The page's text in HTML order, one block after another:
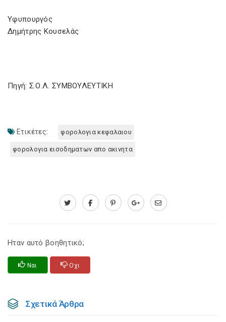
Υφυπουργός
Δημήτρης Κουσελάς
Πηγή: Σ.Ο.Λ. ΣΥΜΒΟΥΛΕΥΤΙΚΗ
Ετικέτες: φορολογια κεφαλαιου
φορολογια εισοδηματων απο ακινητα
Ηταν αυτό βοηθητικό;
Ναι Οχι
Σχετικά Άρθρα